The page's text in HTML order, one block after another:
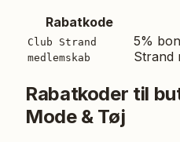
Rabatkode
Club Strand
medlemskab
5%
Strand
Rabatkoder til
Mode & Tøj